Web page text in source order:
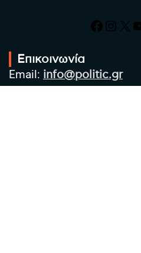
X
Επικοινωνία
Email: info@politic.gr
Τηλ: